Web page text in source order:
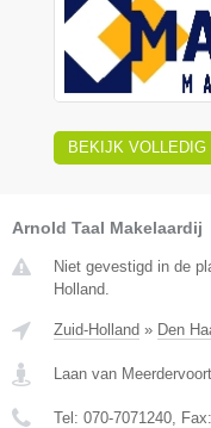
BEKIJK VOLLEDIG
Arnold Taal Makelaardij
Niet gevestigd in de
Holland.
Zuid-Holland » Den
Laan van
Tel: 070-7071240, Fax: